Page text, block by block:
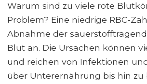
Warum sind zu viele rote
Problem? Eine niedrige RBC-
Abnahme der
Blut an. Die Ursachen können
und reichen von Infektionen
über Unterernährung bis hin zu